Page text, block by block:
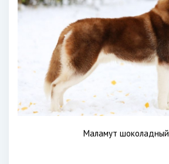
Маламут шоколадный